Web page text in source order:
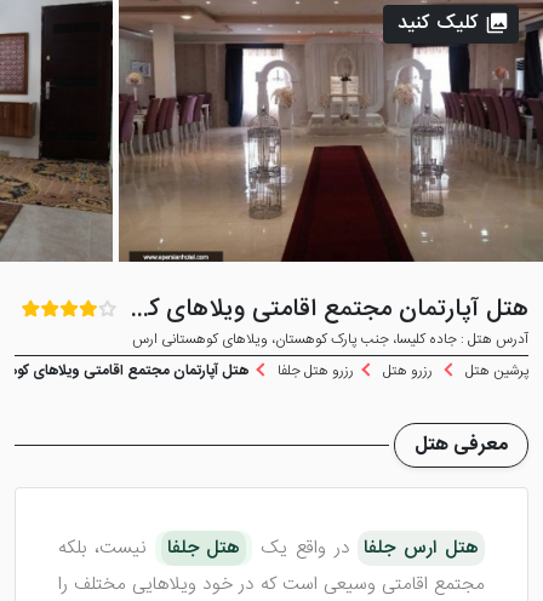
هتل آپارتمان مجتمع اقامتی ویلاهای کوهستانی ارس جلفا
آدرس هتل : جاده کلیسا، جنب پارک کوهستان، ویلاهای کوهستانی ارس
پرشین هتل
رزرو هتل رزرو هتل جلفا هتل آپارتمان مجتمع اقامتی ویلاهای
کلیک کنید
معرفی هتل
هتل ارس جلفا در واقع یک هتل جلفا
نیست، بلکه
مجتمع اقامتی وسیعی است که در خود ویلاهایی مختلف را